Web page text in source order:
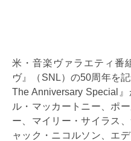
米・音楽ヴァラエティ番
ヴ』（SNL）の50周年を
The Anniversary Special
ル・マッカートニー、ポ
ー、マイリー・サイラス
ャック・ニコルソン、エ